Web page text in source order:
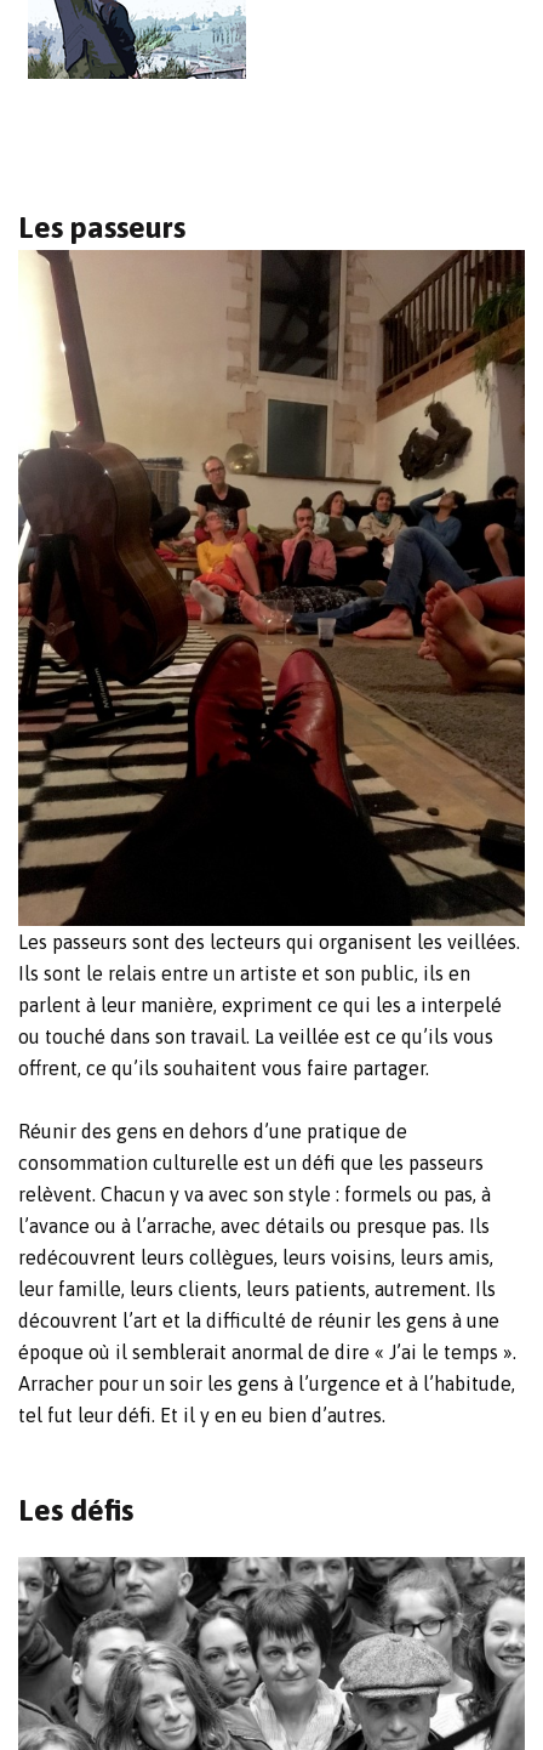
Les passeurs
Les passeurs sont des lecteurs qui organisent les veillées.
Ils sont le relais entre un artiste et son public, ils en
parlent à leur manière, expriment ce qui les a interpelé
ou touché dans son travail. La veillée est ce qu’ils vous
offrent, ce qu’ils souhaitent vous faire partager.
Réunir des gens en dehors d’une pratique de
consommation culturelle est un défi que les passeurs
relèvent. Chacun y va avec son style : formels ou pas, à
l’avance ou à l’arrache, avec détails ou presque pas. Ils
redécouvrent leurs collègues, leurs voisins, leurs amis,
leur famille, leurs clients, leurs patients, autrement. Ils
découvrent l’art et la difficulté de réunir les gens à une
époque où il semblerait anormal de dire « J’ai le temps ».
Arracher pour un soir les gens à l’urgence et à l’habitude,
tel fut leur défi. Et il y en eu bien d’autres.
Les défis